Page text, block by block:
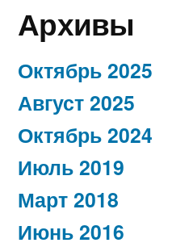
Архивы
Октябрь 2025
Август 2025
Октябрь 2024
Июль 2019
Март 2018
Июнь 2016